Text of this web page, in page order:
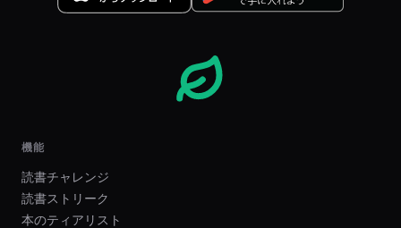
機能
読書チャレンジ
読書ストリーク
本のティアリスト